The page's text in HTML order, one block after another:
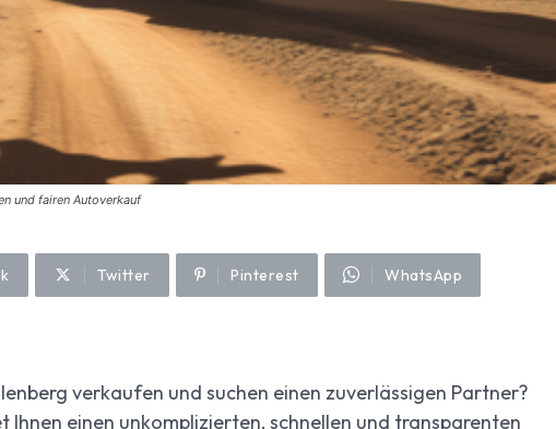
und fairen Autoverkauf
Twitter Pinterest WhatsApp
verkaufen und suchen einen zuverlässigen Partner?
Ihnen einen unkomplizierten, schnellen und transparenten